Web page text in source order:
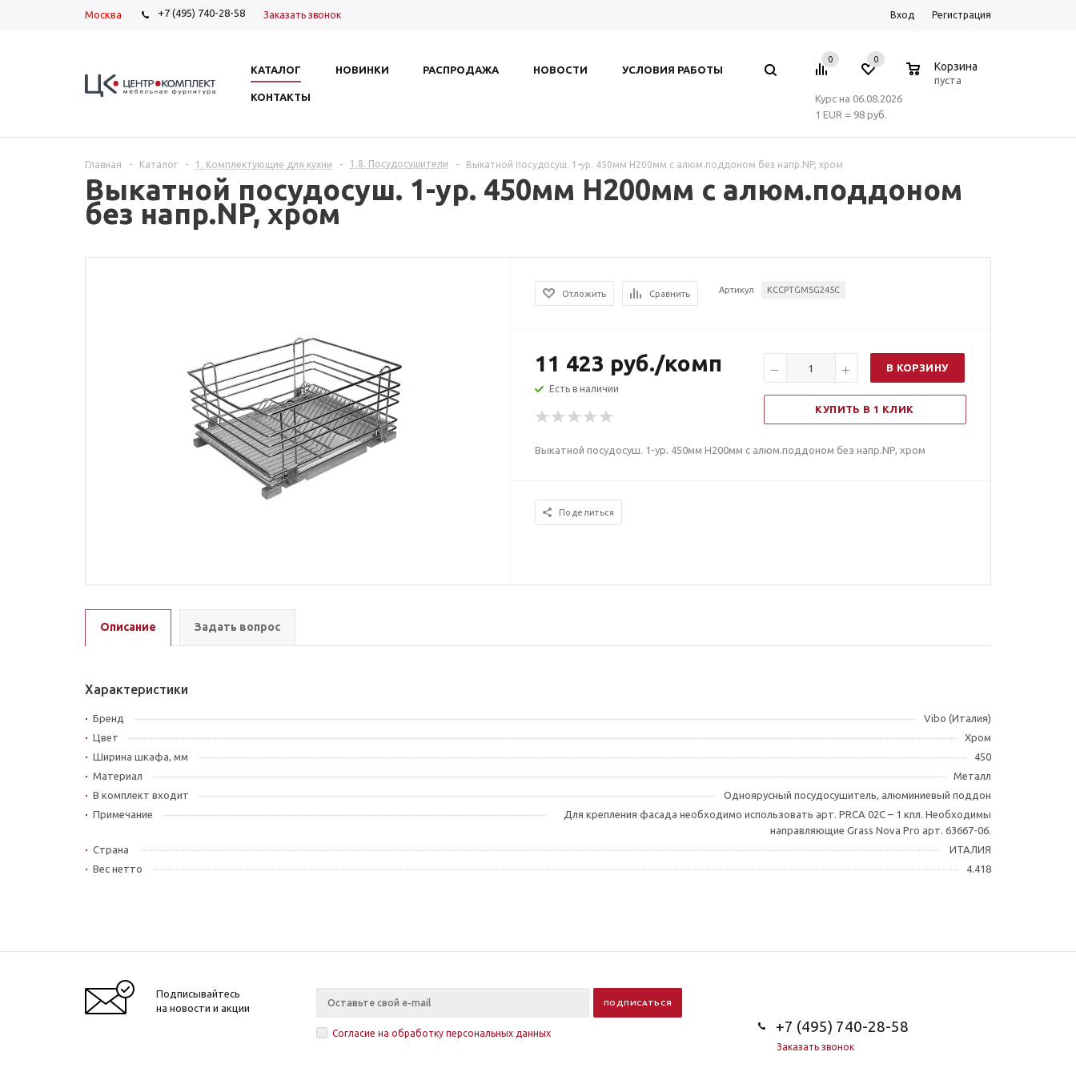
Москва +7 (495) 740-28-58 Заказать звонок Вход Регистрация
КАТАЛОГ НОВИНКИ РАСПРОДАЖА НОВОСТИ УСЛОВИЯ РАБОТЫ
КОНТАКТЫ
0 0
Корзина
пуста
Курс на 06.08.2026
1 EUR = 98 руб.
Главная - Каталог - 1. Комплектующие для кухни - 1.8. Посудосушители - Выкатной посудосуш. 1-ур. 450мм Н200мм с алюм.поддоном без напр.NP, хром
Выкатной посудосуш. 1-ур. 450мм Н200мм с алюм.поддоном
без напр.NP, хром
Отложить Сравнить Артикул KCCPTGMSG245C
11 423 руб./комп
Есть в наличии
В КОРЗИНУ
КУПИТЬ В 1 КЛИК
Выкатной посудосуш. 1-ур. 450мм Н200мм с алюм.поддоном без напр.NP, хром
Поделиться
Описание Задать вопрос
Характеристики
Бренд
Vibo (Италия)
Цвет
Хром
Ширина шкафа, мм
450
Материал
Металл
В комплект входит
Одноярусный посудосушитель, алюминиевый поддон
Примечание
Для крепления фасада необходимо использовать арт. PRCA 02C – 1 кпл. Необходимы
направляющие Grass Nova Pro арт. 63667-06.
Страна
ИТАЛИЯ
Вес нетто
4.418
Подписывайтесь
на новости и акции
Согласие на обработку персональных данных +7 (495) 740-28-58
Заказать звонок